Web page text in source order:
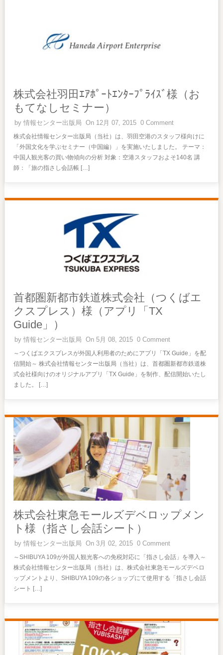
株式会社羽田ｴｱﾎﾟｰﾄｴﾝﾀｰﾌﾟﾗｲｽﾞ様（お
もてなしセミナー）
by情報センター出版局 On 12月 07, 2015 0 Comment
株式会社情報センター出版局（当社）は、羽田空港のスタッフ様向けに
「外国文化を学ぶセミナー（中国編）」を実施いたしました。 テーマ：
中国人観光客の買い物傾向の分析 対象：空港スタッフおよそ140名 講
師：「旅の指さし会話帳 […]
首都圏新都市鉄道株式会社（つくばエ
クスプレス）様（アプリ「TX
Guide」）
by情報センター出版局 On 5月 08, 2015 0 Comment
～つくばエクスプレスが外国人利用者のためにアプリ「TX Guide」を配
信開始～ 株式会社情報センター出版局（当社）は、首都圏新都市鉄道株
式会社様向けのオリジナルアプリ「TX Guide」を制作、配信開始いたし
ました。 […]
株式会社東急モールズデベロップメン
ト様（指さし会話シート）
by情報センター出版局 On 3月 02, 2015 0 Comment
～SHIBUYA 109が外国人観光客への免税対応に「指さし会話」を導入～
株式会社情報センター出版局（当社）は、株式会社東急モールズデベロ
ップメントより、SHIBUYA 109の各ショップにて使用する「指さし会話
シート […]